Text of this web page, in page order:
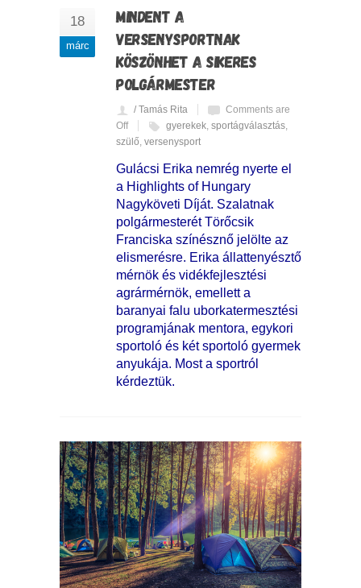
18
márc
MINDENT A
VERSENYSPORTNAK
KÖSZÖNHET A SIKERES
POLGÁRMESTER
/ Tamás Rita
Comments are
Off
gyerekek, sportágválasztás,
szülő, versenysport
Gulácsi Erika nemrég nyerte el
a Highlights of Hungary
Nagyköveti Díját. Szalatnak
polgármesterét Törőcsik
Franciska színésznő jelölte az
elismerésre. Erika állattenyésztő
mérnök és vidékfejlesztési
agrármérnök, emellett a
baranyai falu uborkatermesztési
programjának mentora, egykori
sportoló és két sportoló gyermek
anyukája. Most a sportról
kérdeztük.